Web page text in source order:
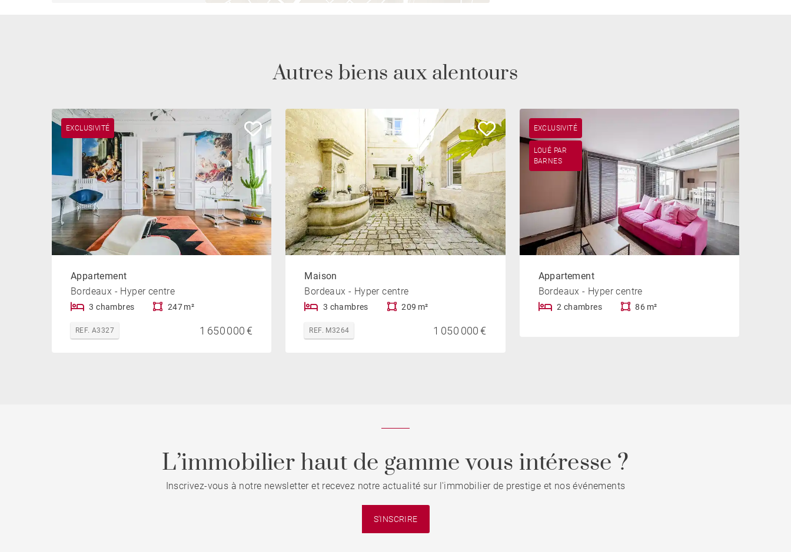
Autres biens aux alentours
EXCLUSIVITÉ
Appartement
Bordeaux - Hyper centre
3 chambres 247 m²
REF. A3327 1 650 000 €
Maison
Bordeaux - Hyper centre
3 chambres 209 m²
REF. M3264 1 050 000 €
EXCLUSIVITÉ
LOUÉ PAR
BARNES
Appartement
Bordeaux - Hyper centre
2 chambres 86 m²
L’immobilier haut de gamme vous intéresse ?
Inscrivez-vous à notre newsletter et recevez notre actualité sur l'immobilier de prestige et nos événements
S'INSCRIRE